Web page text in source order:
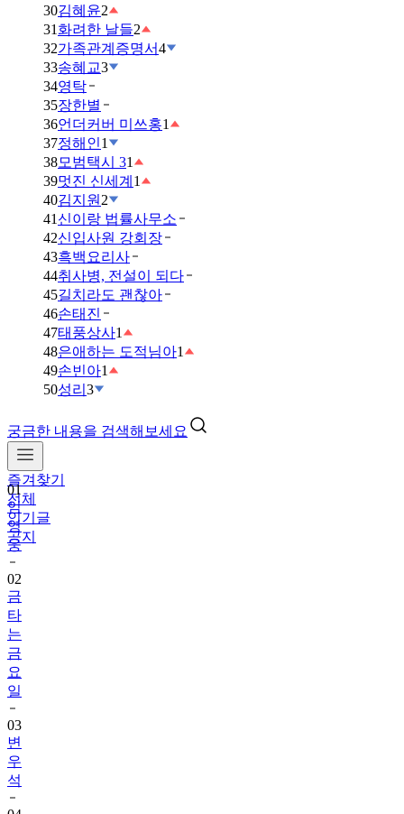
30김혜윤2
31 화려한 날들2
32가족관계증명서4
33송혜교3
34영탁
35장한별
36언더커버 미쓰홍1
37정해인1
38모범택시 31
39멋진 신세계 1
40김지원 2
41 신이랑 법률사무소
42신입사원 강회장
43흑백요리사
44취사병, 전설이 되다
45길치라도 괜찮아
46손태진
47태풍상사1
48은애하는 도적님아1
49손빈아1
50성리 3
궁금한 내용을 검색해보세요
즐겨찾기
전체
인기글
공지
01
임
영
웅
02
금
타
는
금
요
일
03
변
우
석